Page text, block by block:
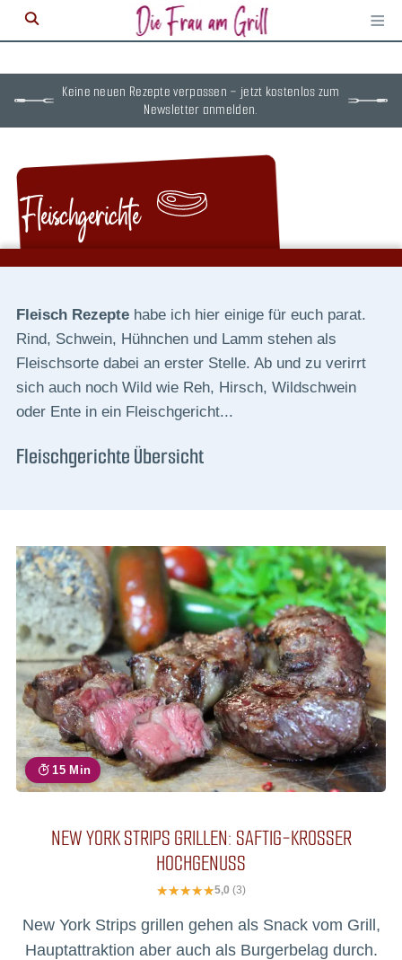
≡
Keine neuen Rezepte verpassen – jetzt kostenlos zum
Newsletter anmelden.
Fleischgerichte
Fleisch Rezeptehabe ich hier einige für euch parat.
Rind, Schwein, Hühnchen und Lamm stehen als
Fleischsorte dabei an erster Stelle. Ab und zu verirrt
sich auch noch Wild wie Reh, Hirsch, Wildschwein
oder Ente in ein Fleischgericht...
Fleischgerichte Übersicht
15 Min
NEW YORK STRIPS GRILLEN: SAFTIG-KROSSER
HOCHGENUSS
5,0 (3)
New York Strips grillen gehen als Snack vom Grill,
Hauptattraktion aber auch als Burgerbelag durch.